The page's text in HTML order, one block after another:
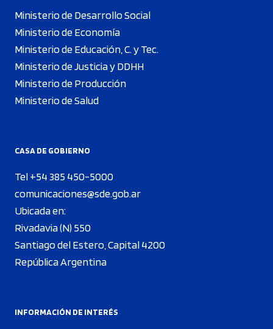
Ministerio de Desarrollo Social
Ministerio de Economía
Ministerio de Educación, C. y Tec.
Ministerio de Justicia y DDHH
Ministerio de Producción
Ministerio de Salud
CASA DE GOBIERNO
Tel +54 385 450-5000
comunicaciones@sde.gob.ar
Ubicada en:
Rivadavia (N) 550
Santiago del Estero, Capital 4200
República Argentina
INFORMACIÓN DE INTERÉS